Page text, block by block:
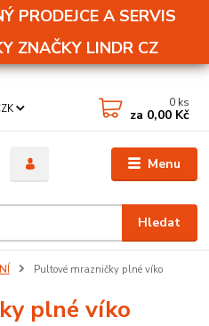
PRODEJCE A SERVIS
ZNAČKY LINDR CZ
Menu
Hledat
0 ks
za 0,00 Kč
Pultové mrazničky plné víko
plné víko